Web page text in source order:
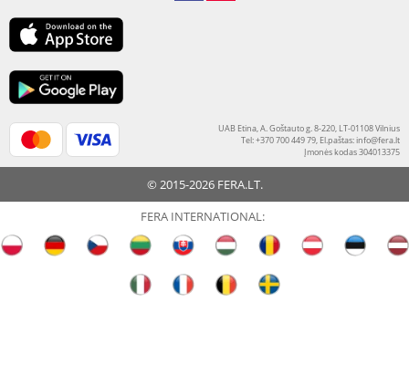
UAB Etina, A. Goštauto g. 8-220, LT-01108 Vilnius
Tel: +370 700 449 79, El.paštas:info@fera.lt
Įmonės kodas 304013375
© 2015-2026 FERA.LT.
FERA INTERNATIONAL: